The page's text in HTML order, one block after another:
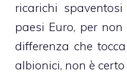
ricarichi
paesi Euro, per
differenza che
albionici, non è